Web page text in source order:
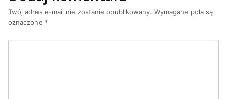
Twój adres e-mail nie zostanie opublikowany. Wymagane pola są
oznaczone *